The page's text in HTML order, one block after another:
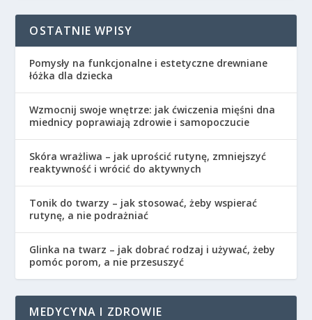
OSTATNIE WPISY
Pomysły na funkcjonalne i estetyczne drewniane
łóżka dla dziecka
Wzmocnij swoje wnętrze: jak ćwiczenia mięśni dna
miednicy poprawiają zdrowie i samopoczucie
Skóra wrażliwa – jak uprościć rutynę, zmniejszyć
reaktywność i wrócić do aktywnych
Tonik do twarzy – jak stosować, żeby wspierać
rutynę, a nie podrażniać
Glinka na twarz – jak dobrać rodzaj i używać, żeby
pomóc porom, a nie przesuszyć
MEDYCYNA I ZDROWIE